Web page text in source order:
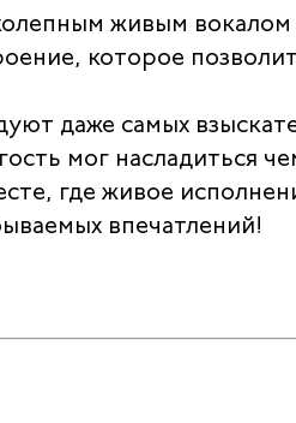
живым
которое
даже самых
мог насладиться
где живое
впечатлений!